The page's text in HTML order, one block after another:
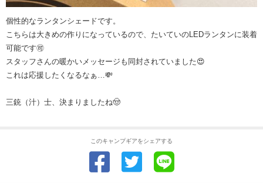
個性的なランタンシェードです。
こちらは大きめの作りになっているので、たいていのLEDランタンに装着
可能です🉑
スタッフさんの暖かいメッセージも同封されていました😍
これは応援したくなるなぁ…💸
三銃（汁）士、決まりましたね🤠
このキャンプギアをシェアする